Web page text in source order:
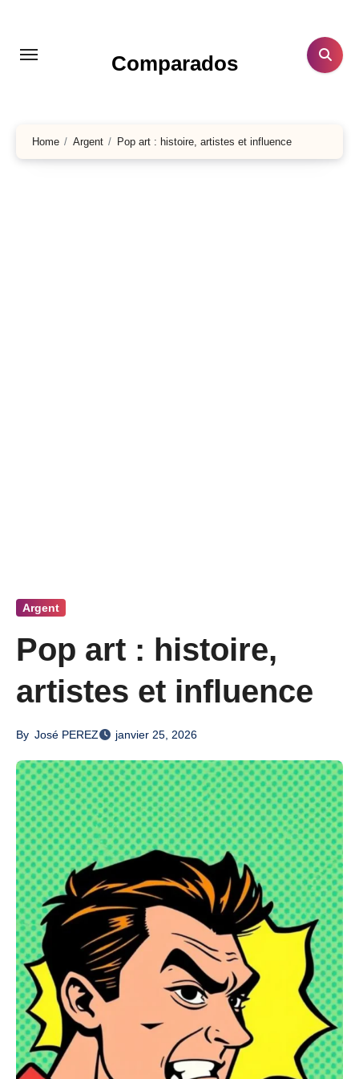
contenu
Comparados
Home Argent Pop art : histoire, artistes et influence
Argent
Pop art : histoire,
artistes et influence
By José PEREZ janvier 25, 2026